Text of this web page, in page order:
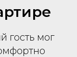
гость мог